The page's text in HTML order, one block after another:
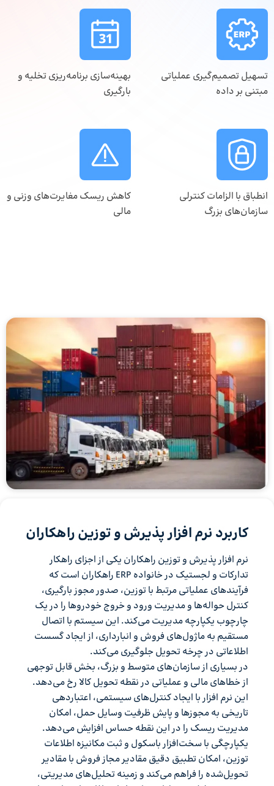
تسهیل تصمیم‌گیری عملیاتی
مبتنی بر داده
بهینه‌سازی برنامه‌ریزی تخلیه و
بارگیری
انطباق با الزامات کنترلی
سازمان‌های بزرگ
کاهش ریسک مغایرت‌های وزنی و
مالی
کاربرد نرم افزار پذیرش و توزین راهکاران
نرم افزار پذیرش و توزین راهکاران یکی از اجزای راهکار
تدارکات و لجستیک در خانواده ERP راهکاران است که
فرآیندهای عملیاتی مرتبط با توزین، صدور مجوز بارگیری،
کنترل حواله‌ها و مدیریت ورود و خروج خودروها را در یک
چارچوب یکپارچه مدیریت می‌کند. این سیستم با اتصال
مستقیم به ماژول‌های فروش و انبارداری، از ایجاد گسست
اطلاعاتی در چرخه تحویل جلوگیری می‌کند.
در بسیاری از سازمان‌های متوسط و بزرگ، بخش قابل توجهی
از خطاهای مالی و عملیاتی در نقطه تحویل کالا رخ می‌دهد.
این نرم افزار با ایجاد کنترل‌های سیستمی، اعتباردهی
تاریخی به مجوزها و پایش ظرفیت وسایل حمل، امکان
مدیریت ریسک را در این نقطه حساس افزایش می‌دهد.
یکپارچگی با سخت‌افزار باسکول و ثبت مکانیزه اطلاعات
توزین، امکان تطبیق دقیق مقادیر مجاز فروش با مقادیر
تحویل‌شده را فراهم می‌کند و زمینه تحلیل‌های مدیریتی،